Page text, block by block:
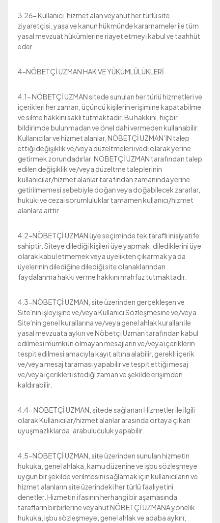
3.26- Kullanıcı, hizmet alan veyahut her türlü site
ziyaretçisi, yasa ve kanun hükmünde kararnameler ile tüm
yasal mevzuat hükümlerine riayet etmeyi kabul ve taahhüt
eder.
4-NÖBETÇİ UZMAN HAK VE YÜKÜMLÜLÜKLERİ
4.1- NÖBETÇİ UZMAN sitede sunulan her türlü hizmetleri ve
içerikleri her zaman, üçüncü kişilerin erişimine kapatabilme
ve silme hakkını saklı tutmaktadır. Bu hakkını, hiçbir
bildirimde bulunmadan ve önel dahi vermeden kullanabilir.
Kullanıcılar ve hizmet alanlar, NÖBETÇİ UZMAN’IN talep
ettiği değişiklik ve/veya düzeltmeleri ivedi olarak yerine
getirmek zorundadırlar. NÖBETÇİ UZMAN tarafından talep
edilen değişiklik ve/veya düzeltme taleplerinin
kullanıcılar/hizmet alanlar tarafından zamanında yerine
getirilmemesi sebebiyle doğan veya doğabilecek zararlar,
hukuki ve cezai sorumluluklar tamamen kullanıcı/hizmet
alanlara aittir
4.2-NÖBETÇİ UZMAN üye seçiminde tek taraflı inisiyatife
sahiptir. Siteye dilediği kişileri üye yapmak, dilediklerini üye
olarak kabul etmemek veya üyelikten çıkarmak ya da
üyelerinin dilediğine dilediği site olanaklarından
faydalanma hakkı verme hakkını mahfuz tutmaktadır.
4.3-NÖBETÇİ UZMAN, site üzerinden gerçekleşen ve
Site'nin işleyişine ve/veya Kullanıcı Sözleşmesine ve/veya
Site'nin genel kurallarına ve/veya genel ahlak kuralları ile
yasal mevzuata aykırı ve Nöbetçi Uzman tarafından kabul
edilmesi mümkün olmayan mesajların ve/veya içeriklerin
tespit edilmesi amacıyla kayıt altına alabilir, gerekli içerik
ve/veya mesaj taraması yapabilir ve tespit ettiği mesaj
ve/veya içerikleri istediği zaman ve şekilde erişimden
kaldırabilir.
4.4- NÖBETÇİ UZMAN, sitede sağlanan Hizmetler ile ilgili
olarak Kullanıcılar/hizmet alanlar arasında ortaya çıkan
uyuşmazlıklarda, arabuluculuk yapabilir.
4.5-NÖBETÇİ UZMAN, site üzerinden sunulan hizmetin
hukuka, genel ahlaka, kamu düzenine ve işbu sözleşmeye
uygun bir şekilde verilmesini sağlamak için kullanıcıların ve
hizmet alanların site üzerindeki her türlü faaliyetini
denetler. Hizmetin ifasının herhangi bir aşamasında
tarafların birbirlerine veyahut NÖBETÇİ UZMANA yönelik
hukuka, işbu sözleşmeye, genel ahlak ve adaba aykırı;